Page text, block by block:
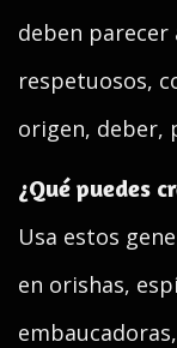
deben
respetuosos,
origen, deber,
¿Qué puedes
Usa estos
en orishas,